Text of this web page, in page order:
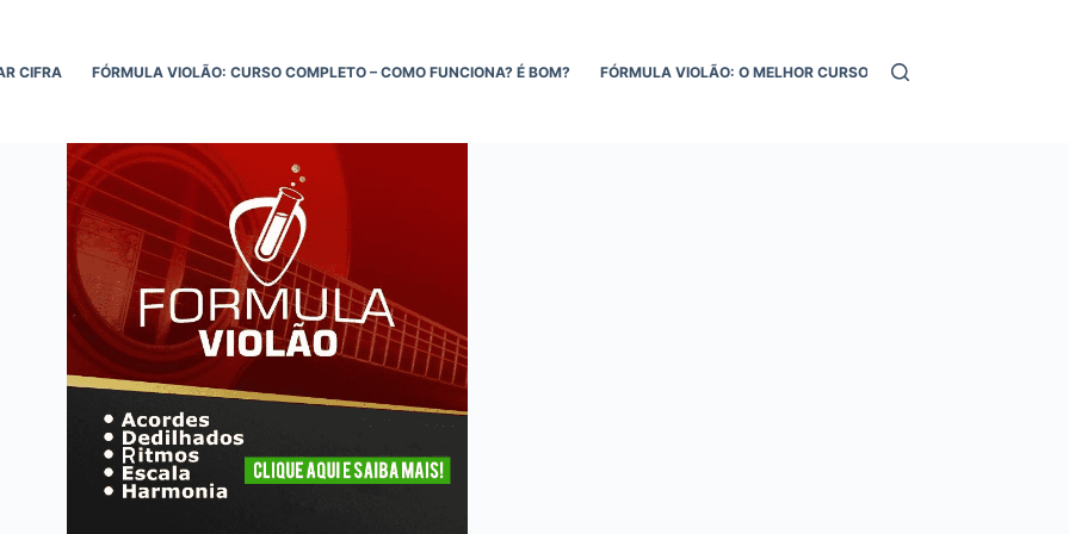
CIFRA FÓRMULA VIOLÃO: CURSO COMPLETO – COMO FUNCIONA? É BOM? FÓRMULA VIOLÃO: O MELHOR CURSO DE VIOLÃO ONLINE!